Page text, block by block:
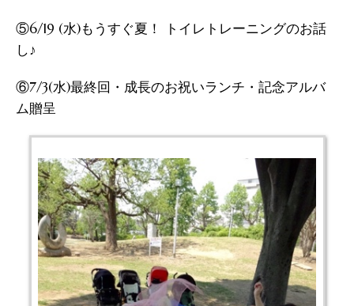
⑤6/19 (水)もうすぐ夏！ トイレトレーニングのお話
し♪
⑥7/3(水)最終回・成長のお祝いランチ・記念アルバ
ム贈呈